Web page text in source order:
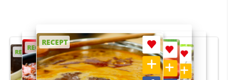
RECEPT
RECEPT
RECEPT
RECEPT
RECEPT